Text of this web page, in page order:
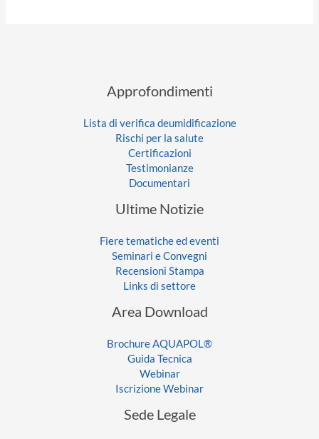
Approfondimenti
Lista di verifica deumidificazione
Rischi per la salute
Certificazioni
Testimonianze
Documentari
Ultime Notizie
Fiere tematiche ed eventi
Seminari e Convegni
Recensioni Stampa
Links di settore
Area Download
Brochure AQUAPOL®
Guida Tecnica
Webinar
Iscrizione Webinar
Sede Legale